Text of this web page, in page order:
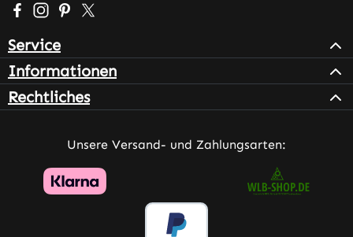
Besuche uns auf Facebook – öffnet in neuem Tab
Schau auf Instagram vorbei – öffnet in neuem Tab
Lass dich auf Pinterest inspirieren – öffnet in
Folge uns auf X – öffnet in neuem Tab
Service
Informationen
Rechtliches
Unsere Versand- und Zahlungsarten: